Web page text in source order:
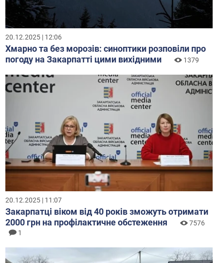
20.12.2025 | 12:06
Хмарно та без морозів: синоптики розповіли про
погоду на Закарпатті цими вихідними
1379
20.12.2025 | 11:07
Закарпатці віком від 40 років зможуть отримати
2000 грн на профілактичне обстеження
7576
1